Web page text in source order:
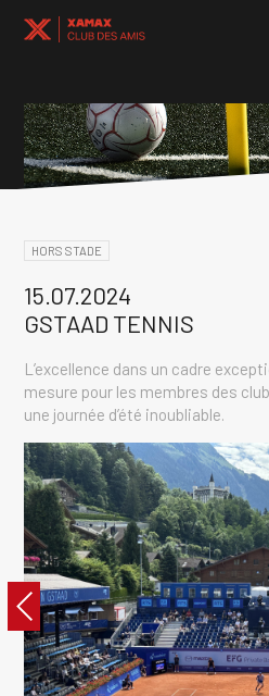
HORS STADE
15.07.2024
GSTAAD TENNIS
L’excellence dans un cadre
mesure pour les membres des
une journée d’été inoubliable.